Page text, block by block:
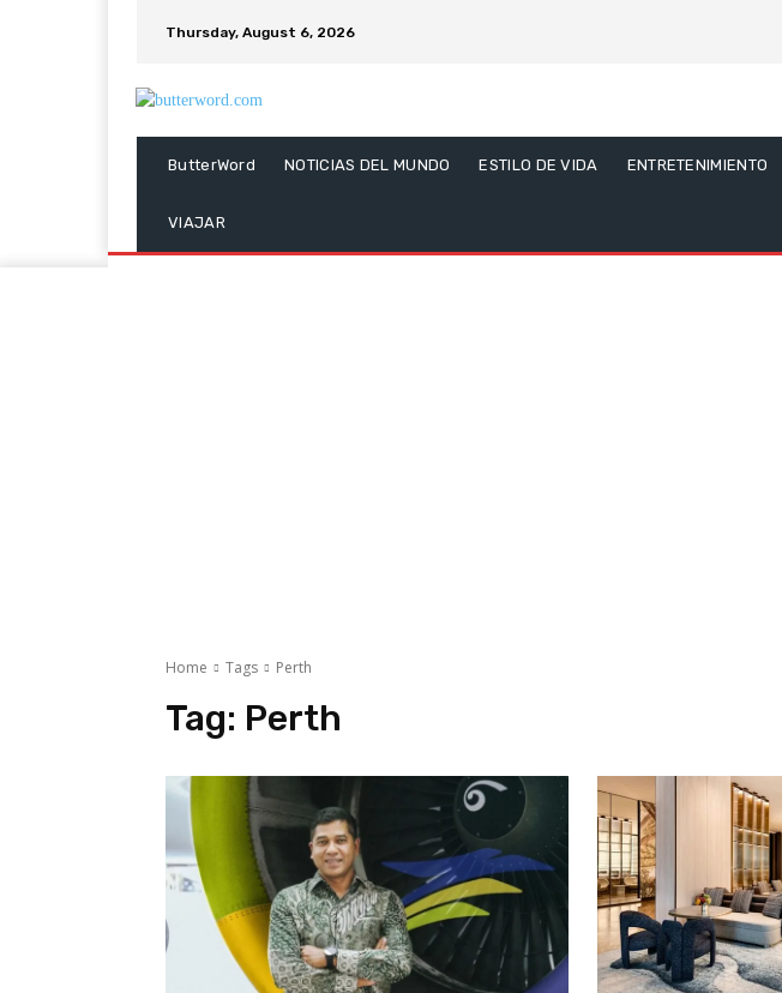
Thursday, August 6, 2026
ButterWord NOTICIAS DEL MUNDO ESTILO DE VIDA ENTRETENIMIENTO
VIAJAR
Home Tags Perth
Tag: Perth